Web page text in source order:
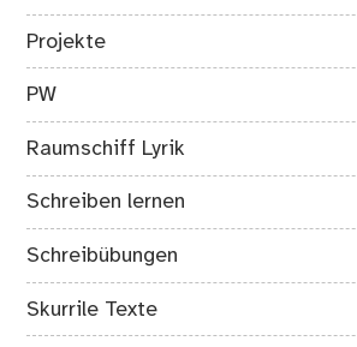
Projekte
PW
Raumschiff Lyrik
Schreiben lernen
Schreibübungen
Skurrile Texte